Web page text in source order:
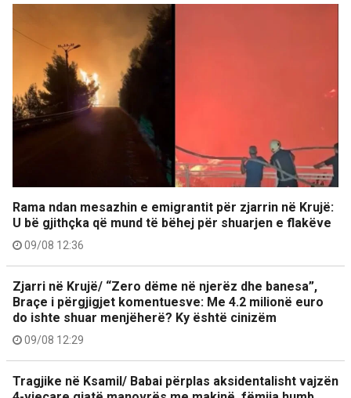
Rama ndan mesazhin e emigrantit për zjarrin në Krujë:
U bë gjithçka që mund të bëhej për shuarjen e flakëve
09/08 12:36
Zjarri në Krujë/ “Zero dëme në njerëz dhe banesa”,
Braçe i përgjigjet komentuesve: Me 4.2 milionë euro
do ishte shuar menjëherë? Ky është cinizëm
09/08 12:29
Tragjike në Ksamil/ Babai përplas aksidentalisht vajzën